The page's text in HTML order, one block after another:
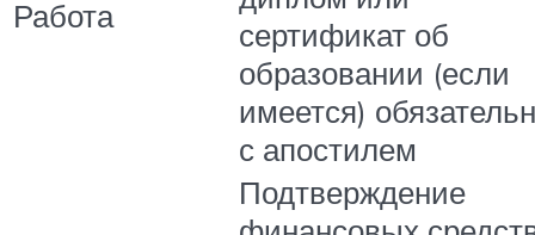
Работа
сертификат об
образовании (если
имеется)
с апостилем
Подтверждение